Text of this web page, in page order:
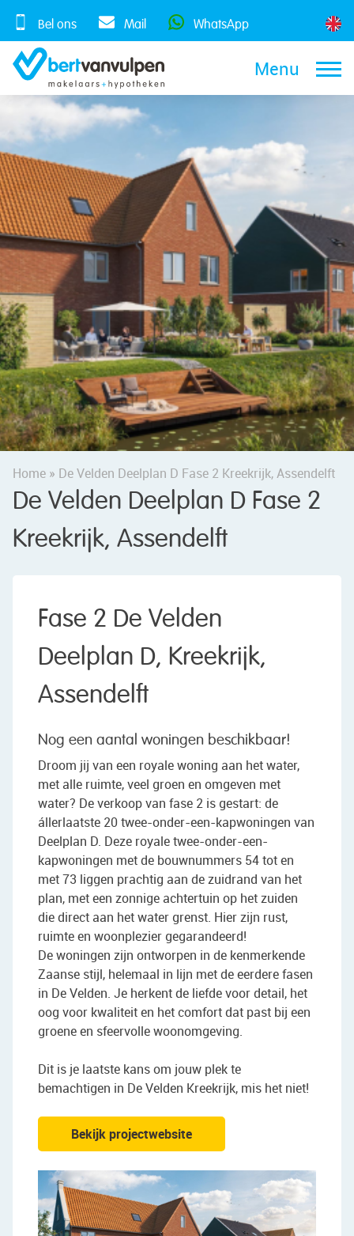
content
Bel ons Mail WhatsApp
Menu
Home » De Velden Deelplan D Fase 2 Kreekrijk, Assendelft
De Velden Deelplan D Fase 2
Kreekrijk, Assendelft
Fase 2 De Velden
Deelplan D, Kreekrijk,
Assendelft
Nog een aantal woningen beschikbaar!
Droom jij van een royale woning aan het water,
met alle ruimte, veel groen en omgeven met
water? De verkoop van fase 2 is gestart: de
állerlaatste 20 twee-onder-een-kapwoningen van
Deelplan D. Deze royale twee-onder-een-
kapwoningen met de bouwnummers 54 tot en
met 73 liggen prachtig aan de zuidrand van het
plan, met een zonnige achtertuin op het zuiden
die direct aan het water grenst. Hier zijn rust,
ruimte en woonplezier gegarandeerd!
De woningen zijn ontworpen in de kenmerkende
Zaanse stijl, helemaal in lijn met de eerdere fasen
in De Velden. Je herkent de liefde voor detail, het
oog voor kwaliteit en het comfort dat past bij een
groene en sfeervolle woonomgeving.
Dit is je laatste kans om jouw plek te
bemachtigen in De Velden Kreekrijk, mis het niet!
Bekijk projectwebsite